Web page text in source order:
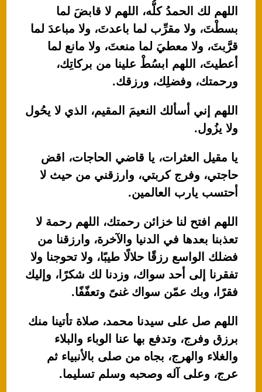
اللهم لك الحمدُ كلُّه، اللهم لا قابضَ لما
بسطْتَ، ولا مقرِّب لما باعدتَ، ولا مباعدَ لما
قرَّبتَ، ولا معطيَ لما منعتَ، ولا مانع لما
أعطيتَ، اللهم ابسُطْ علينا من بركاتِك،
ورحمتك، وفضلِك، ورزقك.
اللهم إني أسألك النعيمَ المقيم، الذي لا يحُول
ولا يزُول.
يا مقيل العثرات، يا قاضي الحاجات، اقض
حاجتي، وفرج كربتي، وارزقني من حيث لا
أحتسب يارب العالمين.
اللهم افتح لنا خزائن رحمتك، اللهم رحمة لا
تعذبنا بعدها في الدنيا والآخرة، وارزقنا من
فضلك الواسع رزقًا حلالًا طيبًا، ولا تحوجنا ولا
تفقرنا إلى أحد سواك، وزدنا لك شكرًا، وإليك
فقرًا، وبك عمّن سواك غنىً وتعفّفًا.
اللهم صل على سيدنا محمد، صلاة تأتينا منك
برزق وفرج، وتدفع بها عنا الوباء والبلاء
والغلاء والهرج، بجاه من صلى بالأنبياء ثم
عرج، وعلى آله وصحبه وسلم تسليما.